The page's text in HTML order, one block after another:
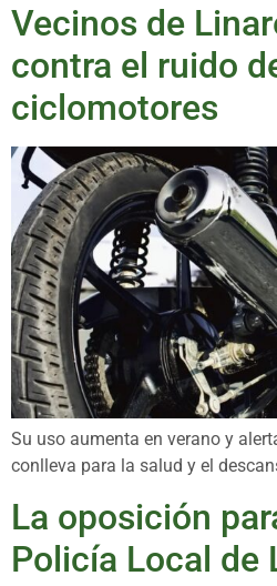
Vecinos de
contra el ruido
ciclomotores
Su uso aumenta en verano y
conlleva para la salud y el
La oposición
Policía Local de